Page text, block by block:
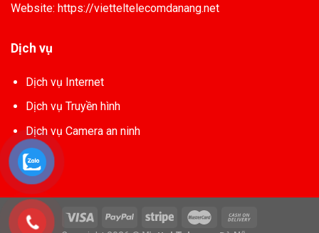
Website: https://vietteltelecomdanang.net
Dịch vụ
Dịch vụ Internet
Dịch vụ Truyền hình
Dịch vụ Camera an ninh